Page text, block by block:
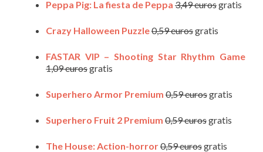
Peppa Pig: La fiesta de Peppa 3,49 eurosgratis
Crazy Halloween Puzzle0,59 eurosgratis
FASTAR VIP – Shooting Star Rhythm Game
1,09 eurosgratis
Superhero Armor Premium 0,59 eurosgratis
Superhero Fruit 2 Premium 0,59 eurosgratis
The House: Action-horror0,59 eurosgratis